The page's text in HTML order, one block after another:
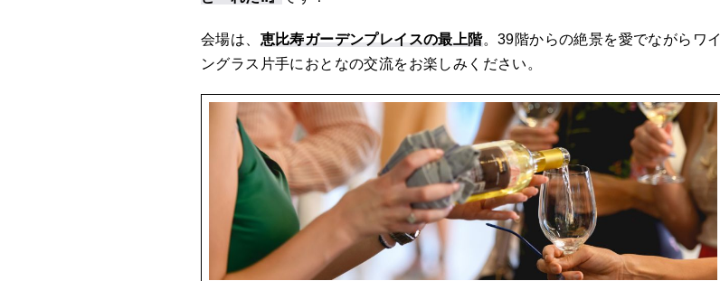
会場は、 恵比寿ガーデンプレイスの最上階。39階からの絶景を愛でながらワイ
ングラス片手におとなの交流をお楽しみください。